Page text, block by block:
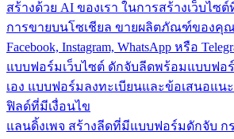
สร้างด้วย AI ของเรา ในการสร้างเว็บไซต์
การขายบนโซเชียล ขายผลิตภัณฑ์ของคุณ
Facebook, Instagram, WhatsApp หรือ
แบบฟอร์มเว็บไซต์ ดักจับลีดพร้อมแบบฟอ
เอง แบบฟอร์มลงทะเบียนและข้อเสนอแ
ฟิลด์ที่มีเงื่อนไข
แลนดิ้งเพจ สร้างลีดที่มีแบบฟอร์มดักจับ ก